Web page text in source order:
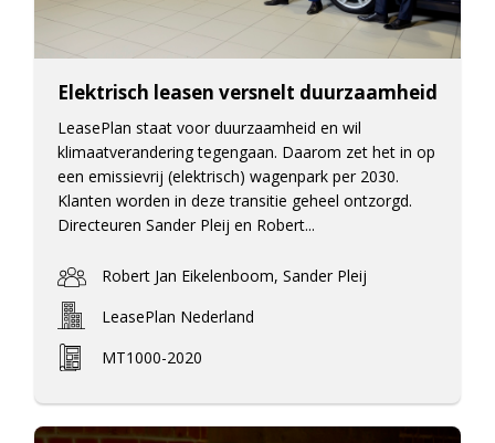
Elektrisch leasen versnelt duurzaamheid
LeasePlan staat voor duurzaamheid en wil
klimaatverandering tegengaan. Daarom zet het in op
een emissievrij (elektrisch) wagenpark per 2030.
Klanten worden in deze transitie geheel ontzorgd.
Directeuren Sander Pleij en Robert...
Robert Jan Eikelenboom, Sander Pleij
LeasePlan Nederland
MT1000-2020